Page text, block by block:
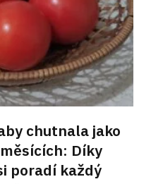
chutnala jako
Díky
poradí každý